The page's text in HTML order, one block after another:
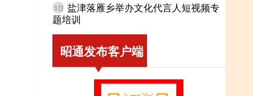
10 盐津落雁乡举办文化代言人短视频专
题培训
昭通发布客户端